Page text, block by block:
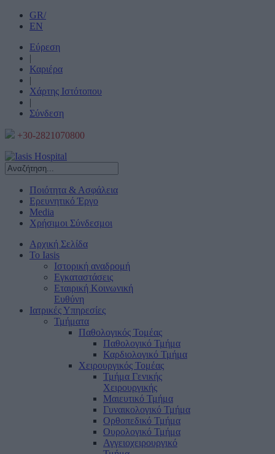
GR/
EN
Εύρεση
|
Καριέρα
|
Χάρτης Ιστότοπου
|
Σύνδεση
+30-2821070800
Ποιότητα & Ασφάλεια
Ερευνητικό Έργο
Media
Χρήσιμοι Σύνδεσμοι
Αρχική Σελίδα
Το Iasis
Ιστορική αναδρομή
Εγκαταστάσεις
Εταιρική Κοινωνική
Ευθύνη
Ιατρικές Υπηρεσίες
Τμήματα
Παθολογικός Τομέας
Παθολογικό Τμήμα
Καρδιολογικό Τμήμα
Χειρουργικός Τομέας
Τμήμα Γενικής
Χειρουργικής
Μαιευτικό Τμήμα
Γυναικολογικό Τμήμα
Ορθοπεδικό Τμήμα
Ουρολογικό Τμήμα
Αγγειοχειρουργικό